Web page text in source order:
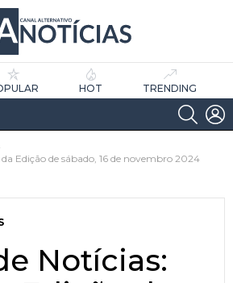
HOT TRENDING
Edição de sábado, 16 de novembro 2024
Notícias: